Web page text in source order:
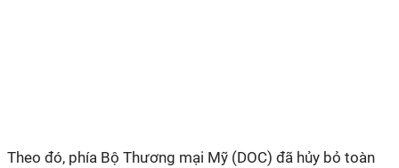
Theo đó, phía Bộ Thương mại Mỹ (DOC) đã hủy bỏ toàn